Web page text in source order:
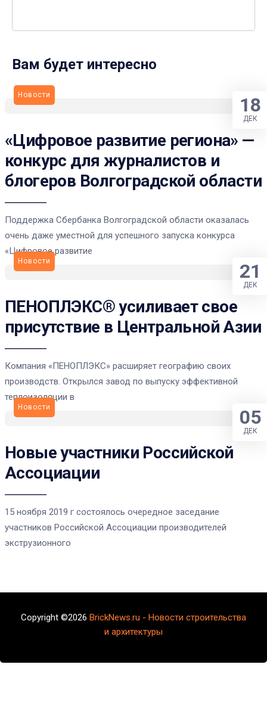
Вам будет интересно
Новости
«Цифровое развитие региона» —
конкурс для журналистов и
блогеров Волгоградской области
Поддержка Сбербанка Волгоградской области оказалась
очень даже уместной для успешного запуска конкурса
«Цифровое развитие
18
ДЕК
Новости
ПЕНОПЛЭКС® усиливает свое
присутствие в Центральной Азии
Компания «ПЕНОПЛЭКС» расширяет географию своих
производств. Открылся завод по выпуску эффективной
теплоизоляции в
21
ДЕК
Новости
Новые участники Российской
Ассоциации
15 ноября 2019 г состоялось очередное заседание
участников Российской Ассоциации производителей
экструзионного
05
ДЕК
Copyright ©2026 BrickNews.ru - Новости строительства
и архитектуры